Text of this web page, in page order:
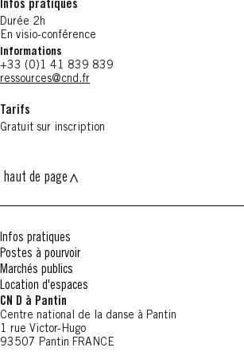
Infos pratiques
Durée 2h
En visio-conférence
Informations
+33 (0)1 41 839 839
ressources@cnd.fr
Tarifs
Gratuit sur inscription
haut de page
Infos pratiques
Postes à pourvoir
Marchés publics
Location d'espaces
CN D à Pantin
Centre national de la danse à Pantin
1 rue Victor-Hugo
93507 Pantin FRANCE